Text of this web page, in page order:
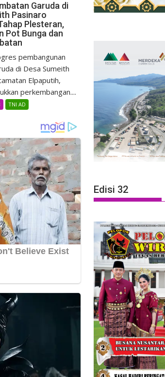
Garuda di
Pasinaro
Plesteran,
Pot Bunga dan
pembangunan
di Desa Sumeith
Elpaputih,
perkembangan....
TNI AD
Edisi 32